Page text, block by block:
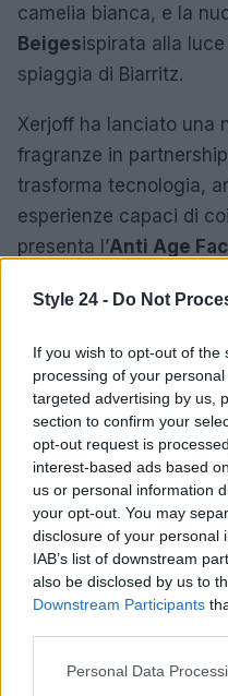
Style 24 - Do Not
If you wish to opt-out of
processing of your
targeted advertising by us,
section to confirm your
opt-out request is
interest-based ads based
us or personal information
your opt-out. You may
disclosure of your personal
IAB’s list of downstream
also be disclosed by us to
Downstream Participants
Please note that this
Personal Data
camelia bianca, e la
Beigesispirata alla
spiaggia di Biarritz.
Xerjoff ha lanciato una
fragranze in
trasforma tecnologia,
esperienze capaci di
presenta l’Anti Age
collagene marino.
Pop-up eventi:
Dal 16 al 18 giugno,
il benessere nel cuore
up store in Corso
cittadini, turisti e
nuovasorgente urbana
riportato a Milano la
Il pop-up offre
parco termale naturale
restauro delle storiche